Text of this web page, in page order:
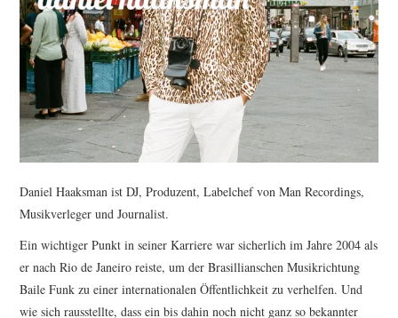
Daniel Haaksman ist DJ, Produzent, Labelchef von Man Recordings,
Musikverleger und Journalist.
Ein wichtiger Punkt in seiner Karriere war sicherlich im Jahre 2004 als
er nach Rio de Janeiro reiste, um der Brasillianschen Musikrichtung
Baile Funk zu einer internationalen Öffentlichkeit zu verhelfen. Und
wie sich rausstellte, dass ein bis dahin noch nicht ganz so bekannter